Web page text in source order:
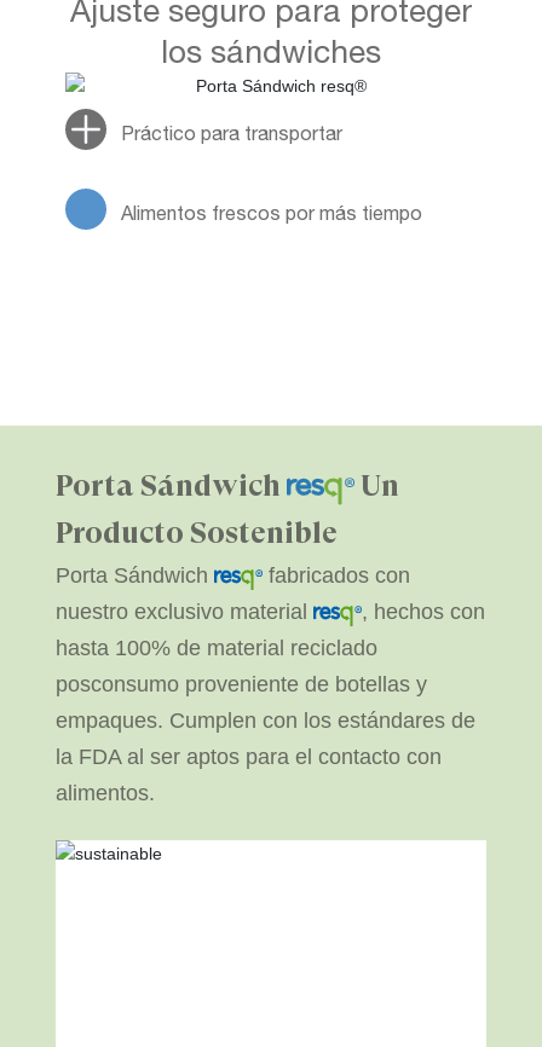
Ajuste seguro para proteger
los sándwiches
Práctico para transportar
Alimentos frescos por más tiempo
Porta Sándwich
Un
Producto Sostenible
Porta Sándwich
fabricados con
nuestro exclusivo material
, hechos con
hasta 100% de material reciclado
posconsumo proveniente de botellas y
empaques. Cumplen con los estándares de
la FDA al ser aptos para el contacto con
alimentos.